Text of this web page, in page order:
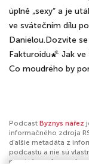
úplně „sexy“ a je
ve svátečním dílu
Danielou.Dozvíte
Fakturoidu🌠 Jak
Co moudrého by
Podcast Byznys nářez
informačného zdroja
ďalšie metadáta z
podcastu a nie sú
nevytvára ani